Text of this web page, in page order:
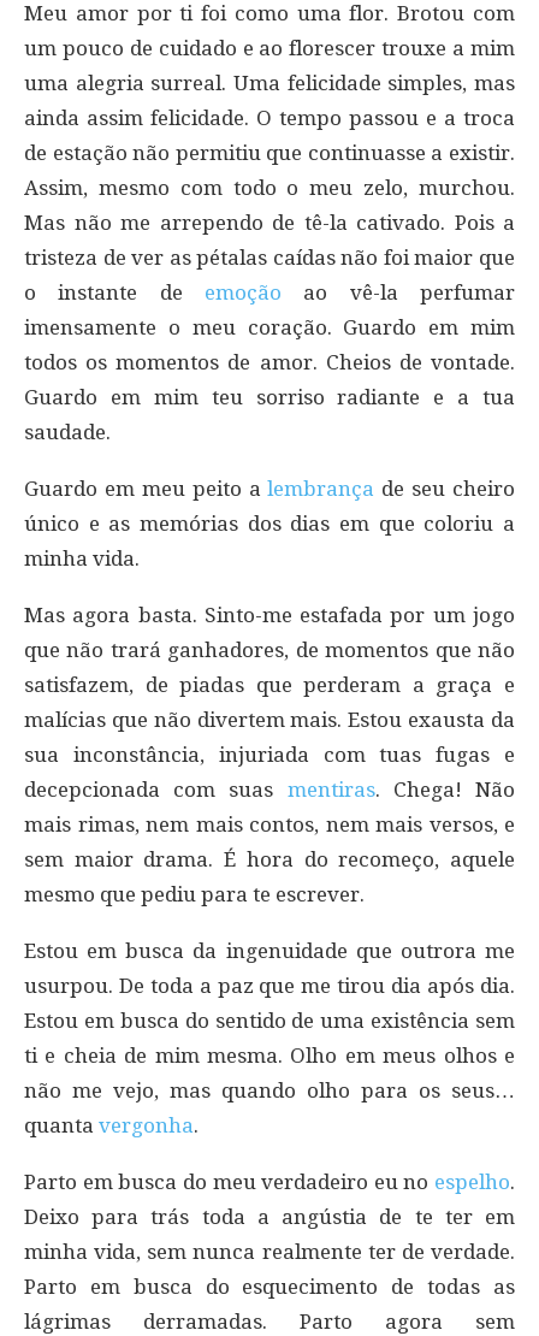
Meu amor por ti foi como uma flor. Brotou com
um pouco de cuidado e ao florescer trouxe a mim
uma alegria surreal. Uma felicidade simples, mas
ainda assim felicidade. O tempo passou e a troca
de estação não permitiu que continuasse a existir.
Assim, mesmo com todo o meu zelo, murchou.
Mas não me arrependo de tê-la cativado. Pois a
tristeza de ver as pétalas caídas não foi maior que
o instante de emoção ao vê-la perfumar
imensamente o meu coração. Guardo em mim
todos os momentos de amor. Cheios de vontade.
Guardo em mim teu sorriso radiante e a tua
saudade.
Guardo em meu peito alembrança de seu cheiro
único e as memórias dos dias em que coloriu a
minha vida.
Mas agora basta. Sinto-me estafada por um jogo
que não trará ganhadores, de momentos que não
satisfazem, de piadas que perderam a graça e
malícias que não divertem mais. Estou exausta da
sua inconstância, injuriada com tuas fugas e
decepcionada com suas mentiras. Chega! Não
mais rimas, nem mais contos, nem mais versos, e
sem maior drama. É hora do recomeço, aquele
mesmo que pediu para te escrever.
Estou em busca da ingenuidade que outrora me
usurpou. De toda a paz que me tirou dia após dia.
Estou em busca do sentido de uma existência sem
ti e cheia de mim mesma. Olho em meus olhos e
não me vejo, mas quando olho para os seus…
quanta vergonha.
Parto em busca do meu verdadeiro eu no espelho.
Deixo para trás toda a angústia de te ter em
minha vida, sem nunca realmente ter de verdade.
Parto em busca do esquecimento de todas as
lágrimas derramadas. Parto agora sem